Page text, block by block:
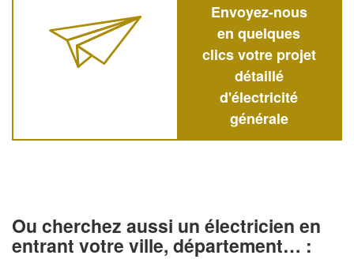
Envoyez-nous
en quelques
clics votre projet
détaillé
d'électricité
générale
Ou cherchez aussi un électricien en
entrant votre ville, département… :